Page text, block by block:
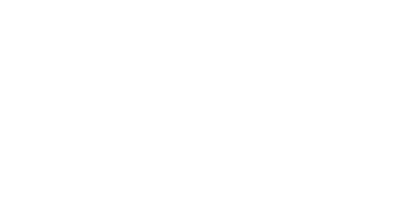
wie zum
Diese Cookies
ändern, wie die
der Sie sich befinden.